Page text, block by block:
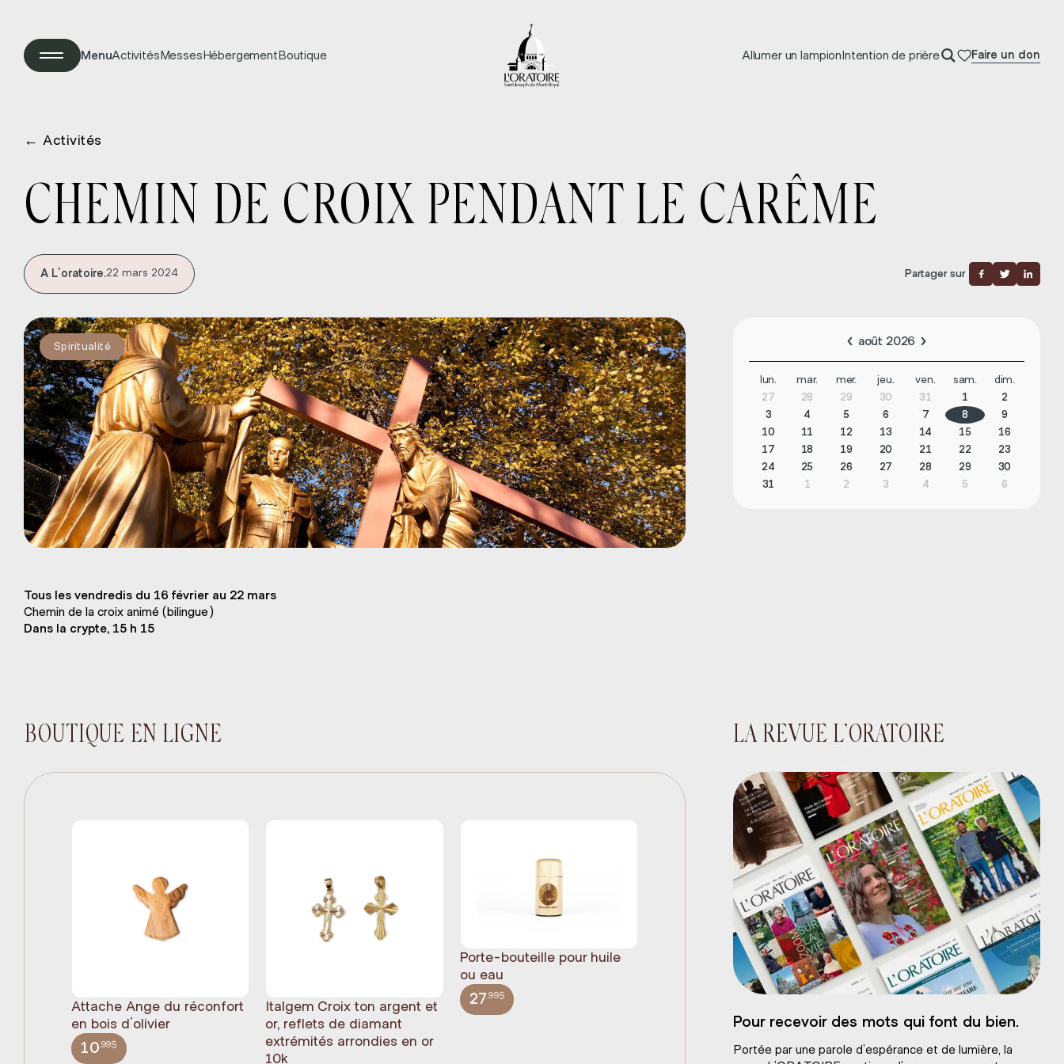
MenuActivités Messes Hébergement Boutique Allumer un lampion Intention de prière Faire un don
← Activités
CHEMIN DE CROIX PENDANT LE CARÊME
A L'oratoire.22 mars 2024 Partager sur
Spiritualité
Tous les vendredis du 16 février au 22 mars
Chemin de la croix animé (bilingue)
Dans la crypte, 15 h 15
août 2026
lun. mar. mer. jeu. ven. sam.
dim.
27
28 29 30 31 1
2
3
4 5 6 7 8
9
10
11 12 13 14 15
16
17
18 19 20 21 22
23
24
25 26 27 28 29
30
31
1 2 3 4 5 6
BOUTIQUE EN LIGNE
Attache Ange du réconfort
en bois d'olivier
10,99$
Italgem Croix ton argent et
or, reflets de diamant
extrémités arrondies en or
10k
Porte-bouteille pour huile
ou eau
27,99$
Jésus plâtre naturel
LA REVUE L’ORATOIRE
Pour recevoir des mots qui font du bien.
Portée par une parole d’espérance et de lumière, la